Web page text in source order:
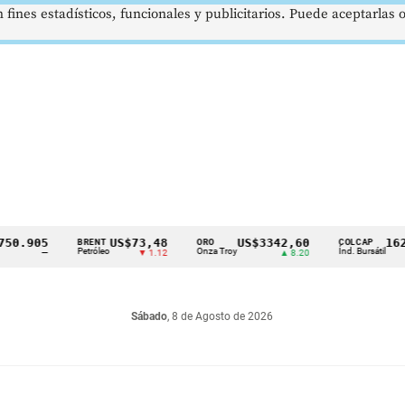
BRENT
Petróleo
US$73,48
▼ 1.12 Onza Troy
US$3342,60
▲ 8.20
COLCAP
Índ. Bursátil
Sábado, 8 de Agosto de 2026
estadísticos, funcionales y publicitarios. Puede aceptarlas